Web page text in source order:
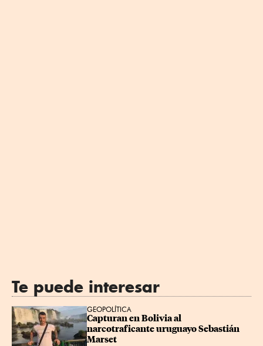
Te puede interesar
GEOPOLÍTICA
Capturan en Bolivia al
narcotraficante uruguayo Sebastián
Marset